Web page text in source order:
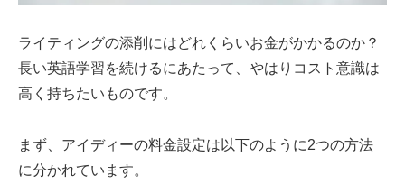
ライティングの添削にはどれくらいお金がかかるのか？
長い英語学習を続けるにあたって、やはりコスト意識は
高く持ちたいものです。
まず、アイディーの料金設定は以下のように2つの方法
に分かれています。